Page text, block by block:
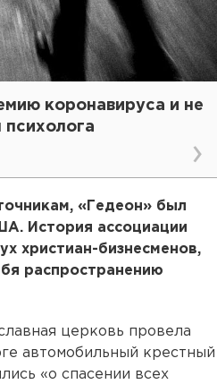
коронавируса и не
психолога
«Гедеон» был
История ассоциации
христиан-бизнесменов,
распространению
церковь провела
автомобильный крестный
«о спасении всех